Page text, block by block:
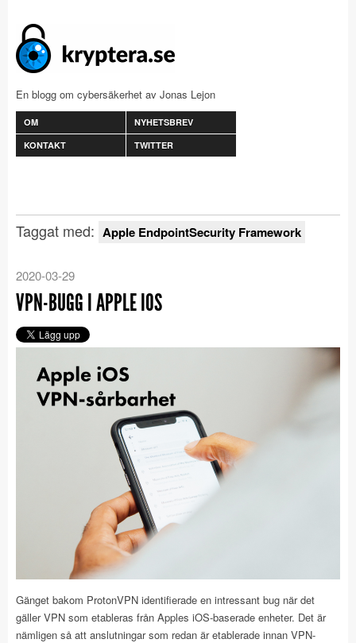
En blogg om cybersäkerhet av Jonas Lejon
OM
NYHETSBREV
KONTAKT
TWITTER
Taggat med: Apple EndpointSecurity Framework
2020-03-29
VPN-BUGG I APPLE IOS
Gänget bakom ProtonVPN identifierade en intressant bug när det
gäller VPN som etableras från Apples iOS-baserade enheter. Det är
nämligen så att anslutningar som redan är etablerade innan VPN-